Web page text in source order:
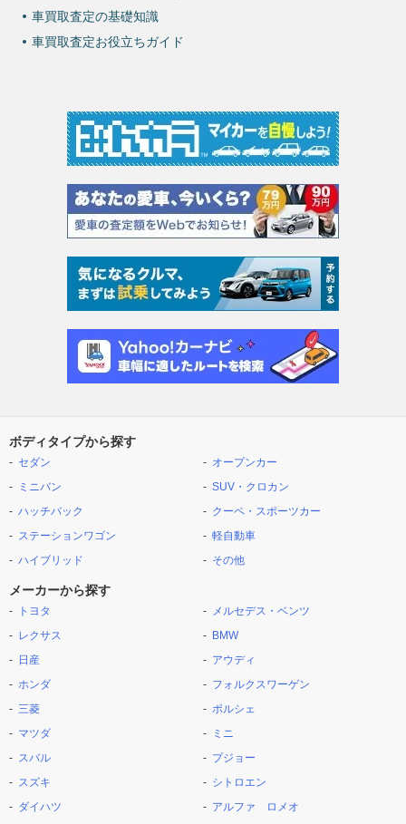
車買取査定の基礎知識
車買取査定お役立ちガイド
ボディタイプから探す
セダン
ミニバン
ハッチバック
ステーションワゴン
ハイブリッド
オープンカー
SUV・クロカン
クーペ・スポーツカー
軽自動車
その他
メーカーから探す
トヨタ
レクサス
日産
ホンダ
三菱
マツダ
スバル
スズキ
ダイハツ
メルセデス・ベンツ
BMW
アウディ
フォルクスワーゲン
ポルシェ
ミニ
プジョー
シトロエン
アルファ ロメオ